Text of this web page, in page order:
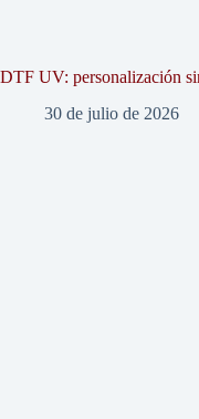
DTF UV: personalización
30 de julio de 2026